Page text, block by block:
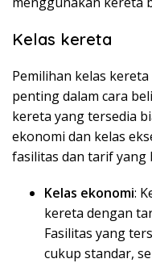
Kelas kereta
Pemilihan kelas
penting dalam cara
kereta yang tersedia
ekonomi dan kelas
fasilitas dan tarif yang
Kelas ekonomi:
kereta dengan
Fasilitas yang
cukup standar,